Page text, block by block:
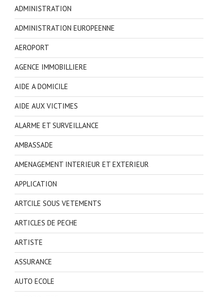
ADMINISTRATION
ADMINISTRATION EUROPEENNE
AEROPORT
AGENCE IMMOBILLIERE
AIDE A DOMICILE
AIDE AUX VICTIMES
ALARME ET SURVEILLANCE
AMBASSADE
AMENAGEMENT INTERIEUR ET EXTERIEUR
APPLICATION
ARTCILE SOUS VETEMENTS
ARTICLES DE PECHE
ARTISTE
ASSURANCE
AUTO ECOLE